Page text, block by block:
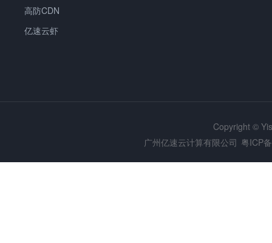
高防CDN
亿速云虾
Copyright ©
广州亿速云计算有限公司 粤ICP